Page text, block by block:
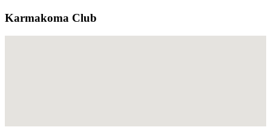
Karmakoma Club